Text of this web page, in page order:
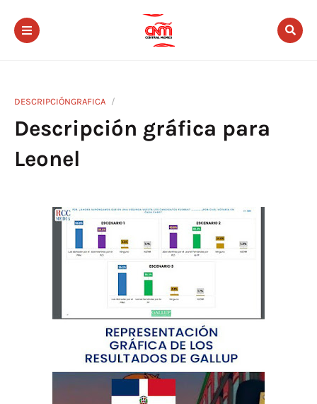
DESCRIPCIÓNGRAFICA
Descripción gráfica para
Leonel